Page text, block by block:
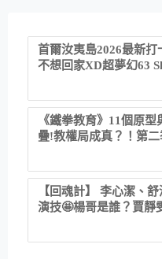
首爾汝夷島2026最新打
不想回家XD超夢幻63
津帝王蟹大餐、《淚
江公園免費玩水
《鐵拳教育》11個原
疊!教權局成真？！第
【回魂計】 李心潔、
演技🤩楊哥是誰？賈靜